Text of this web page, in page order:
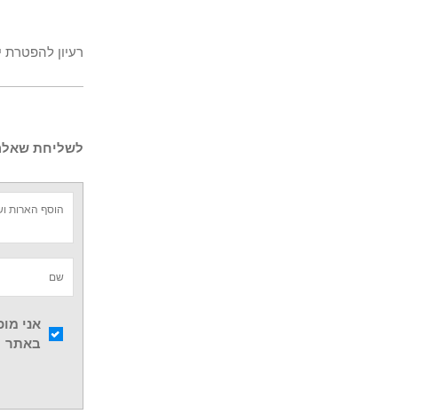
רעיון להפטרת
לשליחת
אני
באתר